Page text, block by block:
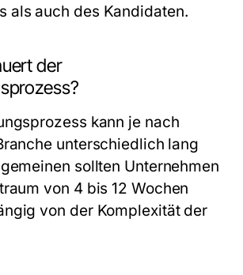
als auch des Kandidaten.
der
kann je nach
unterschiedlich lang
sollten Unternehmen
von 4 bis 12 Wochen
von der Komplexität der